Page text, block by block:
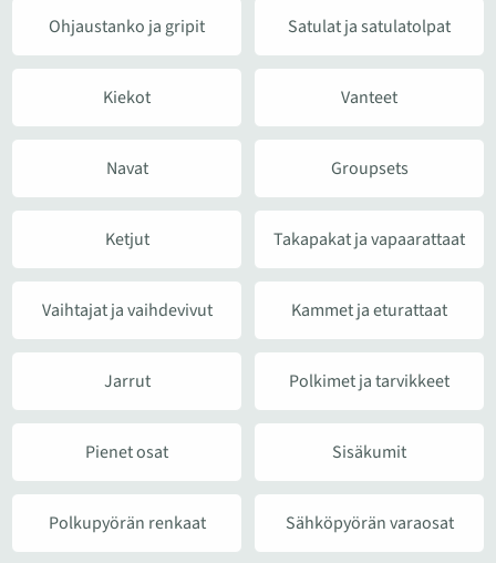
Ohjaustanko ja gripit Satulat ja satulatolpat
Kiekot Vanteet
Navat Groupsets
Ketjut Takapakat ja vapaarattaat
Vaihtajat ja vaihdevivut Kammet ja eturattaat
Jarrut Polkimet ja tarvikkeet
Pienet osat Sisäkumit
Polkupyörän renkaat Sähköpyörän varaosat